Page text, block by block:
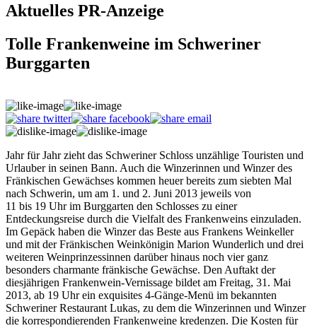
Aktuelles PR-Anzeige
Tolle Frankenweine im Schweriner
Burggarten
Jahr für Jahr zieht das Schweriner Schloss unzählige Touristen und
Urlauber in seinen Bann. Auch die Winzerinnen und Winzer des
Fränkischen Gewächses kommen heuer bereits zum siebten Mal
nach Schwerin, um am 1. und 2. Juni 2013 jeweils von
11 bis 19 Uhr im Burggarten den Schlosses zu einer
Entdeckungsreise durch die Vielfalt des Frankenweins einzuladen.
Im Gepäck haben die Winzer das Beste aus Frankens Weinkeller
und mit der Fränkischen Weinkönigin Marion Wunderlich und drei
weiteren Weinprinzessinnen darüber hinaus noch vier ganz
besonders charmante fränkische Gewächse. Den Auftakt der
diesjährigen Frankenwein-Vernissage bildet am Freitag, 31. Mai
2013, ab 19 Uhr ein exquisites 4-Gänge-Menü im bekannten
Schweriner Restaurant Lukas, zu dem die Winzerinnen und Winzer
die korrespondierenden Frankenweine kredenzen. Die Kosten für